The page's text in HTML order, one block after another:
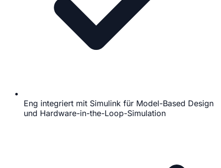
Eng integriert mit Simulink für Model-Based Design
und Hardware-in-the-Loop-Simulation